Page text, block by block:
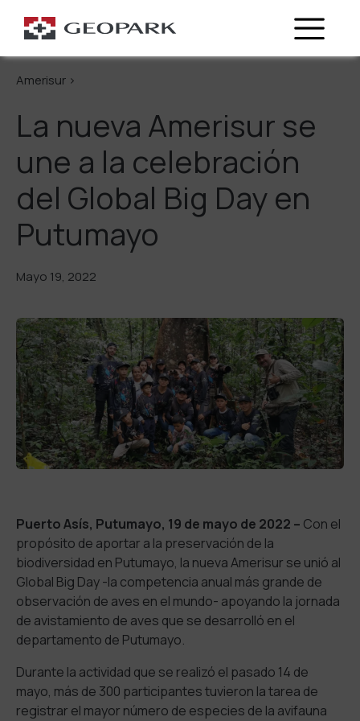
Regresa
Amerisur >
La nueva Amerisur se
une a la celebración
del Global Big Day en
Putumayo
Mayo 19, 2022
Puerto Asís, Putumayo, 19 de mayo de 2022 – Con el
propósito de aportar a la preservación de la
biodiversidad en Putumayo, la nueva Amerisur se unió al
Global Big Day -la competencia anual más grande de
observación de aves en el mundo- apoyando la jornada
de avistamiento de aves que se desarrolló en el
departamento de Putumayo.
Durante la actividad que se realizó el pasado 14 de
mayo, más de 300 participantes tuvieron la tarea de
registrar el mayor número de especies de la avifauna